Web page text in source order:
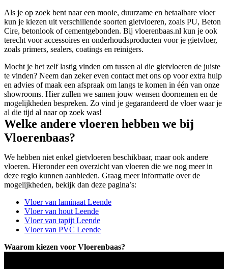
Als je op zoek bent naar een mooie, duurzame en betaalbare vloer
kun je kiezen uit verschillende soorten gietvloeren, zoals PU, Beton
Cire, betonlook of cementgebonden. Bij vloerenbaas.nl kun je ook
terecht voor accessoires en onderhoudsproducten voor je gietvloer,
zoals primers, sealers, coatings en reinigers.
Mocht je het zelf lastig vinden om tussen al die gietvloeren de juiste
te vinden? Neem dan zeker even contact met ons op voor extra hulp
en advies of maak een afspraak om langs te komen in één van onze
showrooms. Hier zullen we samen jouw wensen doornemen en de
mogelijkheden bespreken. Zo vind je gegarandeerd de vloer waar je
al die tijd al naar op zoek was!
Welke andere vloeren hebben we bij
Vloerenbaas?
We hebben niet enkel gietvloeren beschikbaar, maar ook andere
vloeren. Hieronder een overzicht van vloeren die we nog meer in
deze regio kunnen aanbieden. Graag meer informatie over de
mogelijkheden, bekijk dan deze pagina’s:
Vloer van laminaat Leende
Vloer van hout Leende
Vloer van tapijt Leende
Vloer van PVC Leende
Waarom kiezen voor Vloerenbaas?